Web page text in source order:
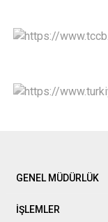
GENEL MÜDÜRLÜK
İŞLEMLER